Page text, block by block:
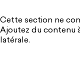
Cette section ne
Ajoutez du contenu
latérale.